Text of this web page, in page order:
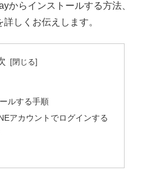
からインストールする方法、
しくお伝えします。
ルする手順
アカウントでログインする